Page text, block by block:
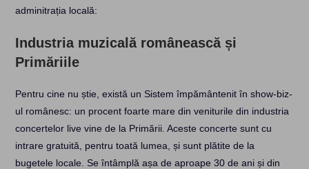
adminitrația locală:
Industria muzicală românească și
Primăriile
Pentru cine nu știe, există un Sistem împământenit în show-biz-
ul românesc: un procent foarte mare din veniturile din industria
concertelor live vine de la Primării. Aceste concerte sunt cu
intrare gratuită, pentru toată lumea, și sunt plătite de la
bugetele locale. Se întâmplă așa de aproape 30 de ani și din